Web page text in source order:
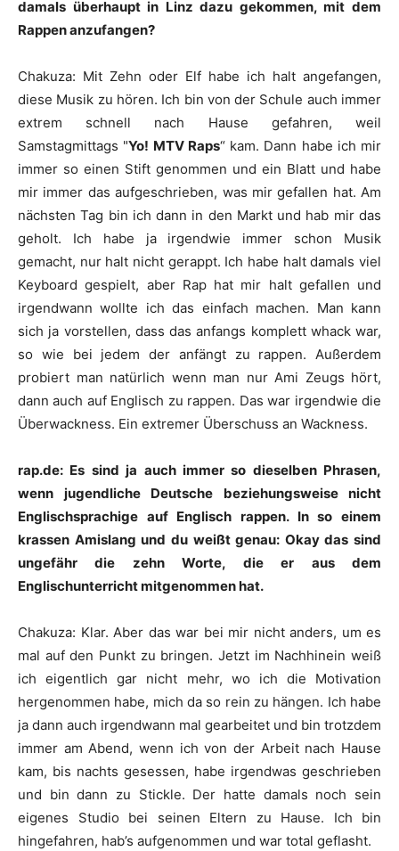
damals überhaupt in Linz dazu gekommen, mit dem
Rappen anzufangen?
Chakuza: Mit Zehn oder Elf habe ich halt angefangen,
diese Musik zu hören. Ich bin von der Schule auch immer
extrem schnell nach Hause gefahren, weil
Samstagmittags "Yo! MTV Raps“ kam. Dann habe ich mir
immer so einen Stift genommen und ein Blatt und habe
mir immer das aufgeschrieben, was mir gefallen hat. Am
nächsten Tag bin ich dann in den Markt und hab mir das
geholt. Ich habe ja irgendwie immer schon Musik
gemacht, nur halt nicht gerappt. Ich habe halt damals viel
Keyboard gespielt, aber Rap hat mir halt gefallen und
irgendwann wollte ich das einfach machen. Man kann
sich ja vorstellen, dass das anfangs komplett whack war,
so wie bei jedem der anfängt zu rappen. Außerdem
probiert man natürlich wenn man nur Ami Zeugs hört,
dann auch auf Englisch zu rappen. Das war irgendwie die
Überwackness. Ein extremer Überschuss an Wackness.
rap.de: Es sind ja auch immer so dieselben Phrasen,
wenn jugendliche Deutsche beziehungsweise nicht
Englischsprachige auf Englisch rappen. In so einem
krassen Amislang und du weißt genau: Okay das sind
ungefähr die zehn Worte, die er aus dem
Englischunterricht mitgenommen hat.
Chakuza: Klar. Aber das war bei mir nicht anders, um es
mal auf den Punkt zu bringen. Jetzt im Nachhinein weiß
ich eigentlich gar nicht mehr, wo ich die Motivation
hergenommen habe, mich da so rein zu hängen. Ich habe
ja dann auch irgendwann mal gearbeitet und bin trotzdem
immer am Abend, wenn ich von der Arbeit nach Hause
kam, bis nachts gesessen, habe irgendwas geschrieben
und bin dann zu Stickle. Der hatte damals noch sein
eigenes Studio bei seinen Eltern zu Hause. Ich bin
hingefahren, hab’s aufgenommen und war total geflasht.